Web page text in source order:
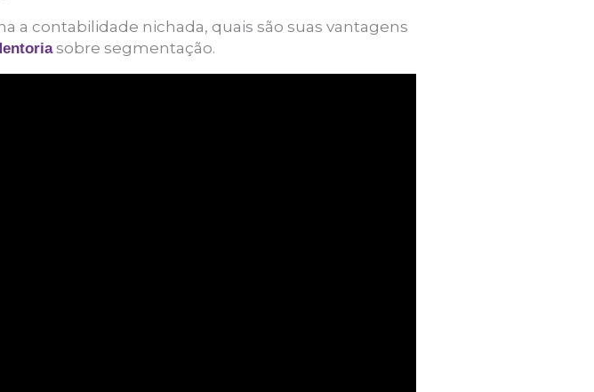
a contabilidade nichada, quais são suas vantagens
sobre segmentação.